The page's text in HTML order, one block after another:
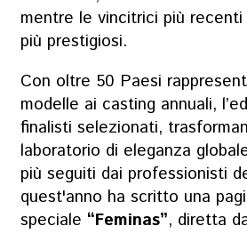
mentre le vincitrici più
più prestigiosi.
Con oltre 50 Paesi
modelle ai casting annuali,
finalisti selezionati,
laboratorio di eleganza
più seguiti dai professionisti
quest'anno ha scritto una
speciale “Feminas”, diretta